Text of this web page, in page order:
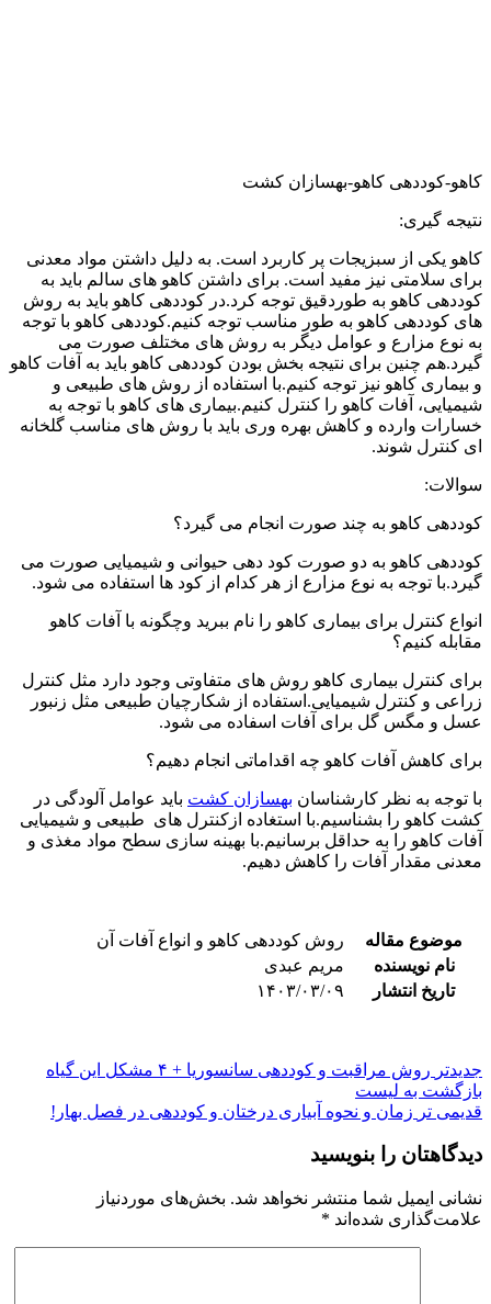
کاهو-کوددهی کاهو-بهسازان کشت
نتیجه گیری:
کاهو یکی از سبزیجات پر کاربرد است. به دلیل داشتن مواد معدنی
برای سلامتی نیز مفید است. برای داشتن کاهو های سالم باید به
کوددهی کاهو به طوردقیق توجه کرد.در کوددهی کاهو باید به روش
های کوددهی کاهو به طور مناسب توجه کنیم.کوددهی کاهو با توجه
به نوع مزارع و عوامل دیگر به روش های مختلف صورت می
گیرد.هم چنین برای نتیجه بخش بودن کوددهی کاهو باید به آفات کاهو
و بیماری کاهو نیز توجه کنیم.با استفاده از روش های طبیعی و
شیمیایی، آفات کاهو را کنترل کنیم.بیماری های کاهو با توجه به
خسارات وارده و کاهش بهره وری باید با روش های مناسب گلخانه
ای کنترل شوند.
سوالات:
کوددهی کاهو به چند صورت انجام می گیرد؟
کوددهی کاهو به دو صورت کود دهی حیوانی و شیمیایی صورت می
گیرد.با توجه به نوع مزارع از هر کدام از کود ها استفاده می شود.
انواع کنترل برای بیماری کاهو را نام ببرید وچگونه با آفات کاهو
مقابله کنیم؟
برای کنترل بیماری کاهو روش های متفاوتی وجود دارد مثل کنترل
زراعی و کنترل شیمیایی.استفاده از شکارچیان طبیعی مثل زنبور
عسل و مگس گل برای آفات اسفاده می شود.
برای کاهش آفات کاهو چه اقداماتی انجام دهیم؟
با توجه به نظر کارشناسان بهسازان کشت باید عوامل آلودگی در
کشت کاهو را بشناسیم.با استغاده ازکنترل های طبیعی و شیمیایی
آفات کاهو را به حداقل برسانیم.با بهینه سازی سطح مواد مغذی و
معدنی مقدار آفات را کاهش دهیم.
موضوع مقاله
روش کوددهی کاهو و انواع آفات آن
نام نویسنده
مریم عبدی
تاریخ انتشار
۱۴۰۳/۰۳/۰۹
جدیدتر روش مراقبت و کوددهی سانسوریا + ۴ مشکل این گیاه
بازگشت به لیست
قدیمی تر زمان و نحوه آبیاری درختان و کوددهی در فصل بهار!
دیدگاهتان را بنویسید
نشانی ایمیل شما منتشر نخواهد شد. بخش‌های موردنیاز
علامت‌گذاری شده‌اند *